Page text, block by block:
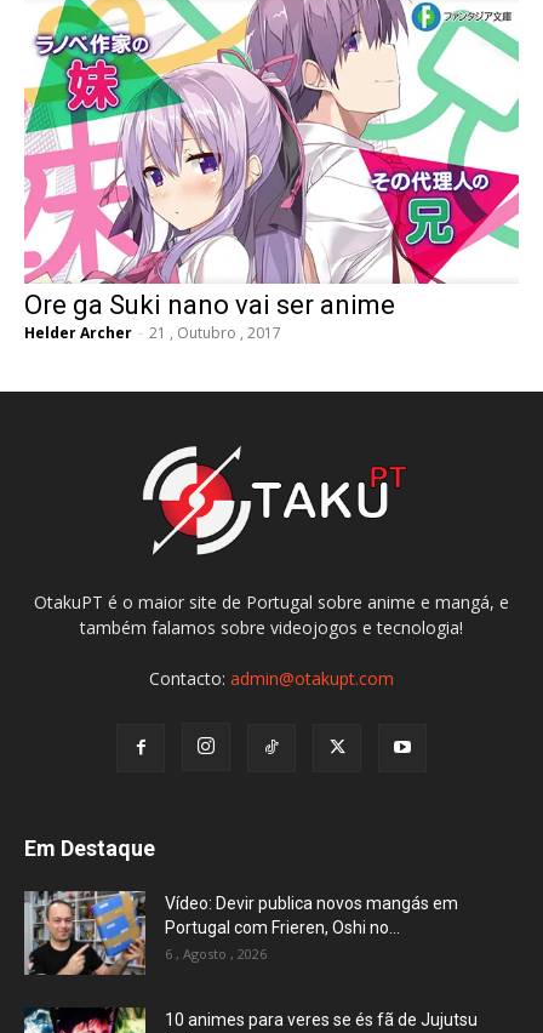
Ore ga Suki nano vai ser anime
Helder Archer - 21 , Outubro , 2017
OtakuPT é o maior site de Portugal sobre anime e mangá, e
também falamos sobre videojogos e tecnologia!
Contacto: admin@otakupt.com
Em Destaque
Vídeo: Devir publica novos mangás em
Portugal com Frieren, Oshi no...
6 , Agosto , 2026
10 animes para veres se és fã de Jujutsu